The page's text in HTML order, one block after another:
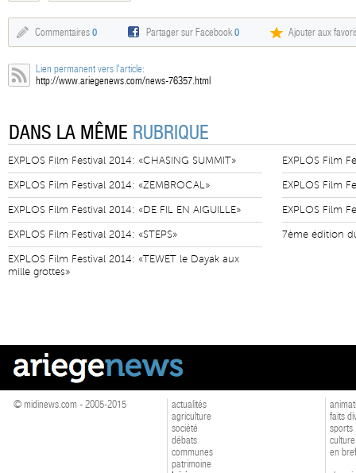
Commentaires 0 Partager sur Facebook0 Ajouter aux
Lien permanent vers l'article:
http://www.ariegenews.com/news-76357.html
DANS LA MÊME RUBRIQUE
EXPLOS Film Festival 2014: «CHASING SUMMIT»
EXPLOS Film Festival 2014: «ZEMBROCAL»
EXPLOS Film Festival 2014: «DE FIL EN AIGUILLE»
EXPLOS Film Festival 2014: «STEPS»
EXPLOS Film Festival 2014: «TEWET le Dayak aux
mille grottes»
EXPLOS Film
EXPLOS Film
EXPLOS Film
7ème édition
© midinews.com - 2005-2015
actualités
agriculture
société
débats
communes
patrimoine
faits
sports
culture
en bref